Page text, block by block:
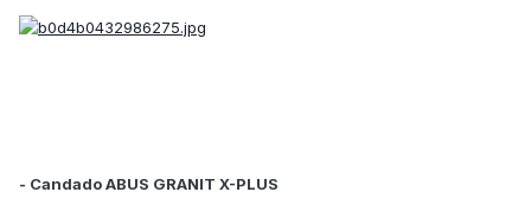
- Candado ABUS GRANIT X-PLUS